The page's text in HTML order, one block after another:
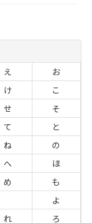
え
お
け
こ
せ
そ
て
と
ね
の
へ
ほ
め
も
よ
れ
ろ